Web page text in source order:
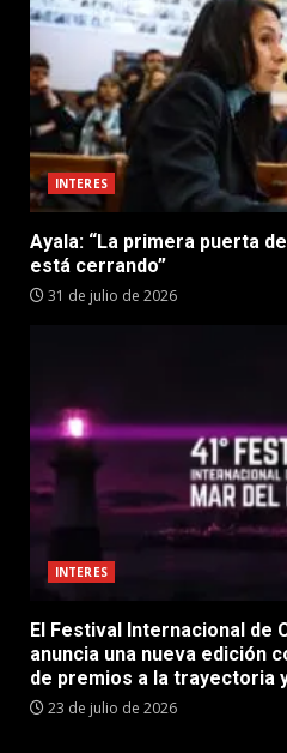
INTERES
Ayala: “La primera puerta
está cerrando”
31 de julio de 2026
INTERES
El Festival Internacional de
anuncia una nueva edición
de premios a la trayectoria
23 de julio de 2026